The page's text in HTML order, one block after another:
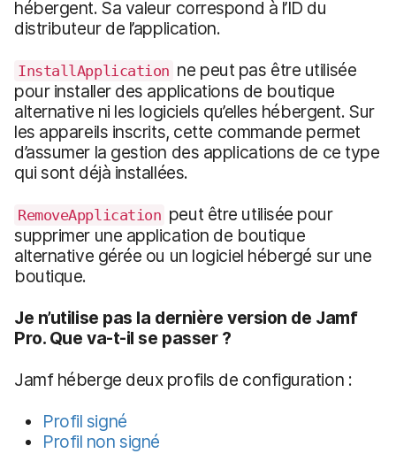
hébergent. Sa valeur correspond à l’ID du
distributeur de l’application.
InstallApplication ne peut pas être utilisée
pour installer des applications de boutique
alternative ni les logiciels qu’elles hébergent. Sur
les appareils inscrits, cette commande permet
d’assumer la gestion des applications de ce type
qui sont déjà installées.
RemoveApplication peut être utilisée pour
supprimer une application de boutique
alternative gérée ou un logiciel hébergé sur une
boutique.
Je n’utilise pas la dernière version de Jamf
Pro. Que va-t-il se passer ?
Jamf héberge deux profils de configuration :
Profil signé
Profil non signé